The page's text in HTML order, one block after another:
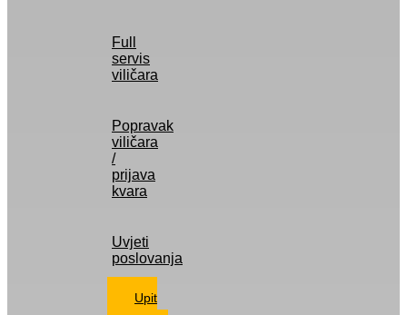
Full
servis
viličara
Popravak
viličara
/
prijava
kvara
Uvjeti
poslovanja
Upit